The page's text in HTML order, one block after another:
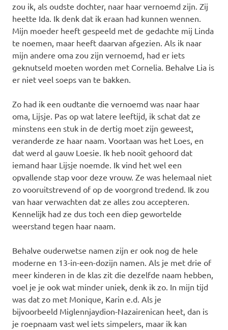
zou ik, als oudste dochter, naar haar vernoemd zijn. Zij
heette Ida. Ik denk dat ik eraan had kunnen wennen.
Mijn moeder heeft gespeeld met de gedachte mij Linda
te noemen, maar heeft daarvan afgezien. Als ik naar
mijn andere oma zou zijn vernoemd, had er iets
geknutseld moeten worden met Cornelia. Behalve Lia is
er niet veel soeps van te bakken.
Zo had ik een oudtante die vernoemd was naar haar
oma, Lijsje. Pas op wat latere leeftijd, ik schat dat ze
minstens een stuk in de dertig moet zijn geweest,
veranderde ze haar naam. Voortaan was het Loes, en
dat werd al gauw Loesie. Ik heb nooit gehoord dat
iemand haar Lijsje noemde. Ik vind het wel een
opvallende stap voor deze vrouw. Ze was helemaal niet
zo vooruitstrevend of op de voorgrond tredend. Ik zou
van haar verwachten dat ze alles zou accepteren.
Kennelijk had ze dus toch een diep gewortelde
weerstand tegen haar naam.
Behalve ouderwetse namen zijn er ook nog de hele
moderne en 13-in-een-dozijn namen. Als je met drie of
meer kinderen in de klas zit die dezelfde naam hebben,
voel je je ook wat minder uniek, denk ik zo. In mijn tijd
was dat zo met Monique, Karin e.d. Als je
bijvoorbeeld Miglennjaydion-Nazairenican heet, dan is
je roepnaam vast wel iets simpelers, maar ik kan